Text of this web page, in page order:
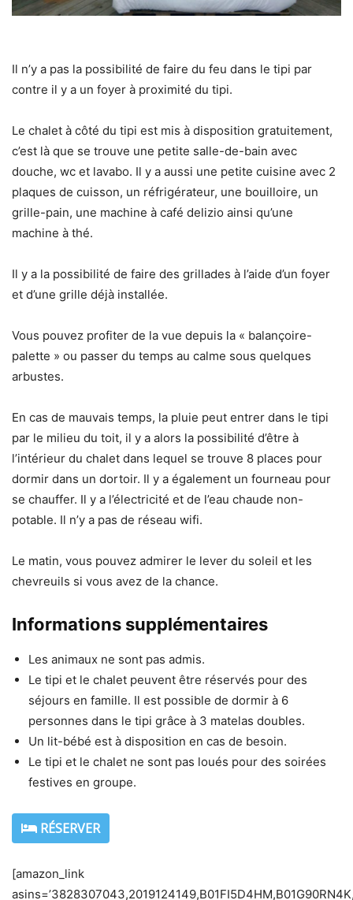
Il n’y a pas la possibilité de faire du feu dans le tipi par
contre il y a un foyer à proximité du tipi.
Le chalet à côté du tipi est mis à disposition gratuitement,
c’est là que se trouve une petite salle-de-bain avec
douche, wc et lavabo. Il y a aussi une petite cuisine avec 2
plaques de cuisson, un réfrigérateur, une bouilloire, un
grille-pain, une machine à café delizio ainsi qu’une
machine à thé.
Il y a la possibilité de faire des grillades à l’aide d’un foyer
et d’une grille déjà installée.
Vous pouvez profiter de la vue depuis la « balançoire-
palette » ou passer du temps au calme sous quelques
arbustes.
En cas de mauvais temps, la pluie peut entrer dans le tipi
par le milieu du toit, il y a alors la possibilité d’être à
l’intérieur du chalet dans lequel se trouve 8 places pour
dormir dans un dortoir. Il y a également un fourneau pour
se chauffer. Il y a l’électricité et de l’eau chaude non-
potable. Il n’y a pas de réseau wifi.
Le matin, vous pouvez admirer le lever du soleil et les
chevreuils si vous avez de la chance.
Informations supplémentaires
Les animaux ne sont pas admis.
Le tipi et le chalet peuvent être réservés pour des
séjours en famille. Il est possible de dormir à 6
personnes dans le tipi grâce à 3 matelas doubles.
Un lit-bébé est à disposition en cas de besoin.
Le tipi et le chalet ne sont pas loués pour des soirées
festives en groupe.
RÉSERVER
[amazon_link